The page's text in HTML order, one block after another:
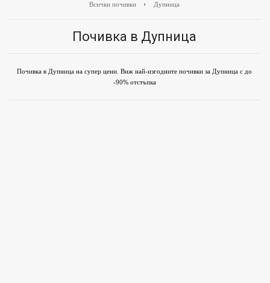
Всички почивки Дупница
Почивка в Дупница
Почивка в Дупница на супер цени. Виж най-изгодните почивки за Дупница с до
-90% отстъпка